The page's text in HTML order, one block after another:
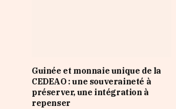
Guinée et monnaie unique de la
CEDEAO : une souveraineté à
préserver, une intégration à
repenser